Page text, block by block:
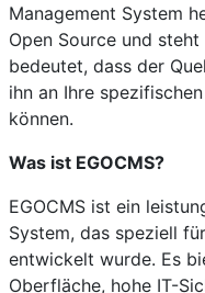
Management System
Open Source und
bedeutet, dass der
ihn an Ihre
können.
Was ist EGOCMS?
EGOCMS ist ein
System, das speziell
entwickelt wurde. Es
Oberfläche, hohe IT-